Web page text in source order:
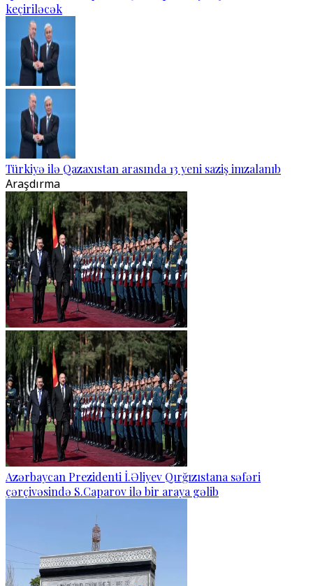
keçiriləcək
Türkiyə ilə Qazaxıstan arasında 13 yeni saziş imzalanıb
Araşdırma
Azərbaycan Prezidenti İ.Əliyev Qırğızıstana səfəri
çərçivəsində S.Caparov ilə bir araya gəlib